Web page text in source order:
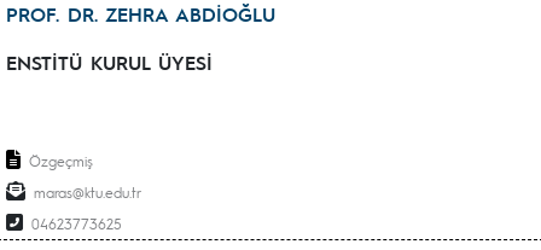
PROF. DR. ZEHRA ABDİOĞLU
ENSTİTÜ KURUL ÜYESİ
Özgeçmiş
maras@ktu.edu.tr
04623773625